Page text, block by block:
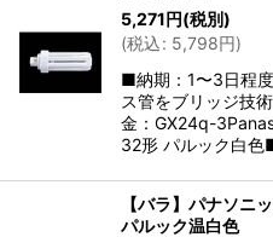
5,271円(税別)
(税込: 5,798円)
■納期：1〜3日程
ス管をブリッジ技
金：GX24q-
32形 パルック白
【バラ】パナソ
パルック温白色